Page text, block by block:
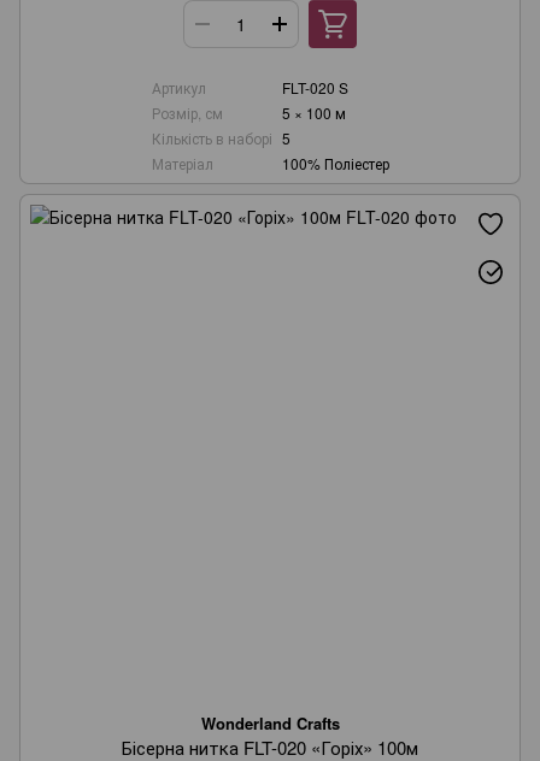
Артикул
FLT-020 S
Розмір, см
5 × 100 м
Кількість в наборі 5
Матеріал
100% Поліестер
Wonderland Crafts
Бісерна нитка FLT-020 «Горіх» 100м